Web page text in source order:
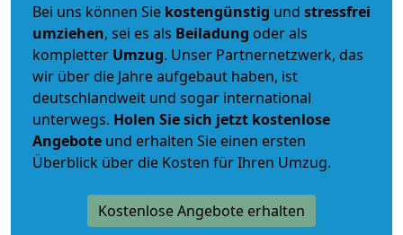
Bei uns können Sie kostengünstig und stressfrei
umziehen, sei es als Beiladung oder als
kompletter Umzug. Unser Partnernetzwerk, das
wir über die Jahre aufgebaut haben, ist
deutschlandweit und sogar international
unterwegs. Holen Sie sich jetzt kostenlose
Angebote und erhalten Sie einen ersten
Überblick über die Kosten für Ihren Umzug.
Kostenlose Angebote erhalten